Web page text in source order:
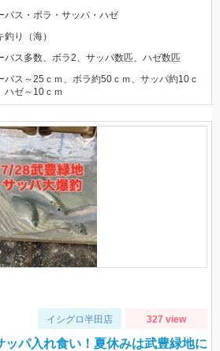
バス・ボラ・サッパ・ハゼ
釣り（海）
バス多数、ボラ2、サッパ数匹、ハゼ数匹
バス～25ｃｍ、ボラ約50ｃｍ、サッパ約10ｃ
ハゼ～10ｃｍ
イシグロ半田店 327 view
ッパ入れ食い！夏休みは武豊緑地に